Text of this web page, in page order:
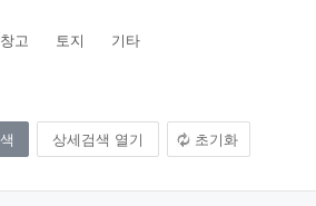
창고 토지 기타
상세검색 열기 초기화